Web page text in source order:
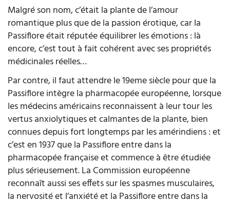
Malgré son nom, c’était la plante de l’amour
romantique plus que de la passion érotique, car la
Passiflore était réputée équilibrer les émotions : là
encore, c’est tout à fait cohérent avec ses propriétés
médicinales réelles…
Par contre, il faut attendre le 19eme siècle pour que la
Passiflore intègre la pharmacopée européenne, lorsque
les médecins américains reconnaissent à leur tour les
vertus anxiolytiques et calmantes de la plante, bien
connues depuis fort longtemps par les amérindiens : et
c’est en 1937 que la Passiflore entre dans la
pharmacopée française et commence à être étudiée
plus sérieusement. La Commission européenne
reconnaît aussi ses effets sur les spasmes musculaires,
la nervosité et l’anxiété et la Passiflore entre dans la